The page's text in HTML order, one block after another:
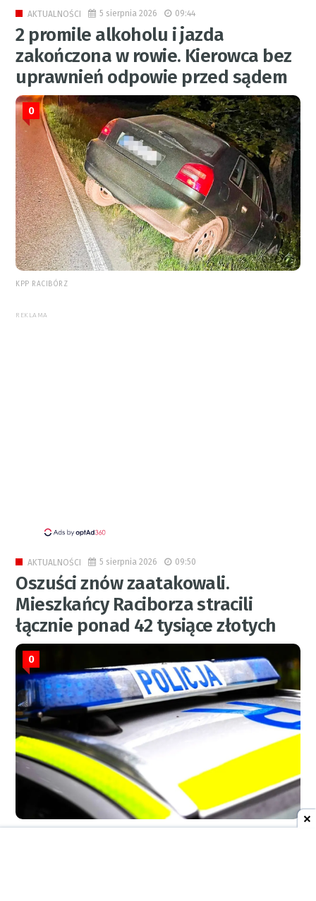
AKTUALNOŚCI 5 sierpnia 2026 09:44
2 promile alkoholu i jazda
zakończona w rowie. Kierowca bez
uprawnień odpowie przed sądem
0
KPP RACIBÓRZ
REKLAMA
AKTUALNOŚCI 5 sierpnia 2026 09:50
Oszuści znów zaatakowali.
Mieszkańcy Raciborza stracili
łącznie ponad 42 tysiące złotych
0